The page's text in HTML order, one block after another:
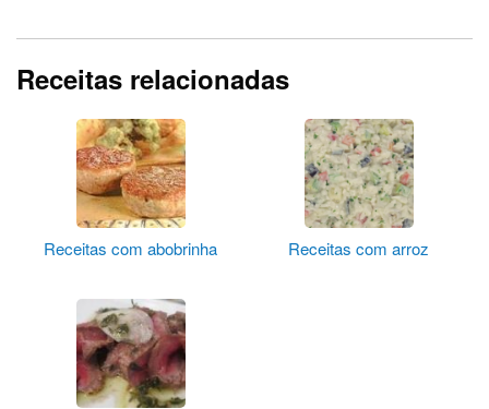
Receitas relacionadas
Receitas com abobrinha Receitas com arroz